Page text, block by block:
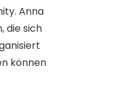
Anna
die sich
können